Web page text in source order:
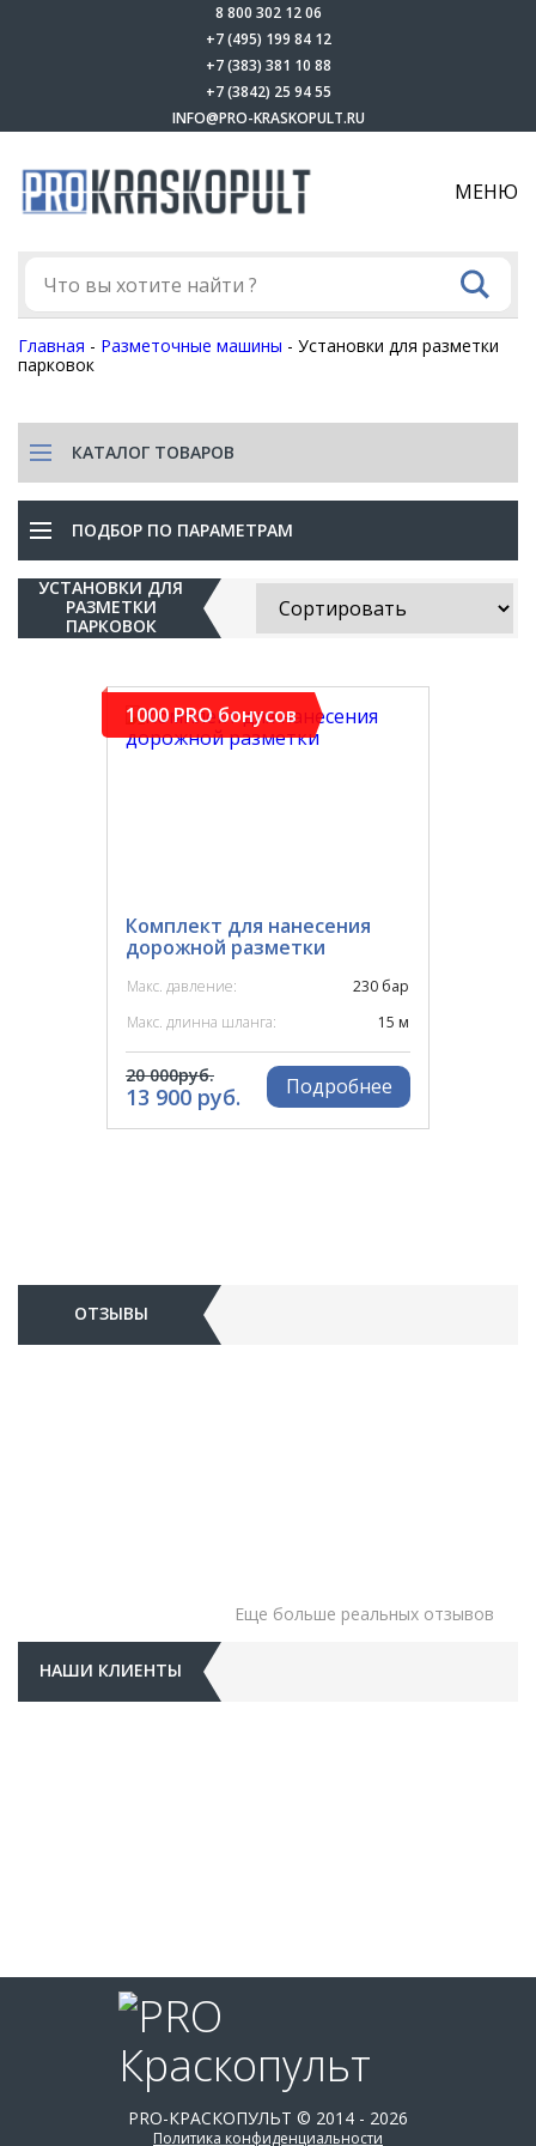
8 800 302 12 06
+7 (495) 199 84 12
+7 (383) 381 10 88
+7 (3842) 25 94 55
INFO@PRO-KRASKOPULT.RU
МЕНЮ
Главная - Разметочные машины - Установки для разметки
парковок
КАТАЛОГ ТОВАРОВ
ПОДБОР ПО ПАРАМЕТРАМ
УСТАНОВКИ ДЛЯ
РАЗМЕТКИ
ПАРКОВОК
1000 PRO бонусов
Комплект для нанесения
дорожной разметки
Макс. давление:
230 бар
Макс. длинна шланга:
15 м
20 000руб.
13 900 руб. Подробнее
ОТЗЫВЫ
Еще больше реальных отзывов
НАШИ КЛИЕНТЫ
PRO-КРАСКОПУЛЬТ © 2014 - 2026
Политика конфиденциальности